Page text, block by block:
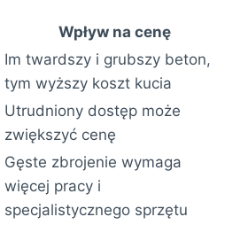
Wpływ na cenę
Im twardszy i grubszy beton,
tym wyższy koszt kucia
Utrudniony dostęp może
zwiększyć cenę
Gęste zbrojenie wymaga
więcej pracy i
specjalistycznego sprzętu